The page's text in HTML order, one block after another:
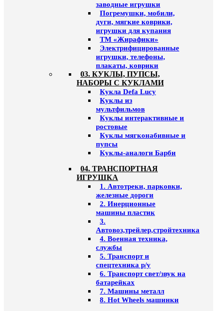
заводные игрушки
Погремушки, мобили,
дуги, мягкие коврики,
игрушки для купания
ТМ «Жирафики»
Электрифицированные
игрушки, телефоны,
плакаты, коврики
03. КУКЛЫ, ПУПСЫ,
НАБОРЫ С КУКЛАМИ
Кукла Defa Lucy
Куклы из
мультфильмов
Куклы интерактивные и
ростовые
Куклы мягконабивные и
пупсы
Куклы-аналоги Барби
04. ТРАНСПОРТНАЯ
ИГРУШКА
1. Автотреки, парковки,
железные дороги
2. Инерционные
машины пластик
3.
Автовоз,трейлер,стройтехника
4. Военная техника,
службы
5. Транспорт и
спецтехника р/у
6. Транспорт свет/звук на
батарейках
7. Машины металл
8. Hot Wheels машинки